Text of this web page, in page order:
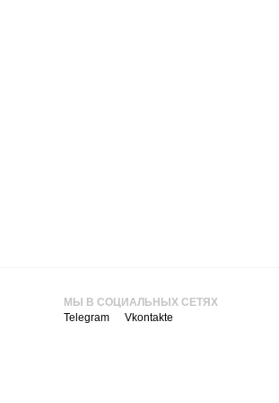
МЫ В СОЦИАЛЬНЫХ СЕТЯХ
Telegram
Vkontakte